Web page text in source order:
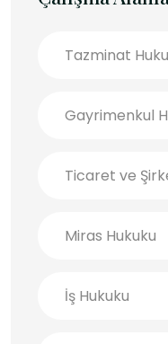
Tazminat
Gayrimenkul
Ticaret ve
Miras Hukuku
İş Hukuku